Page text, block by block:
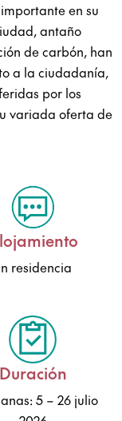
en su
antaño
de carbón, han
a la ciudadanía,
por los
variada oferta de
residencia
Duración
5 – 26 julio